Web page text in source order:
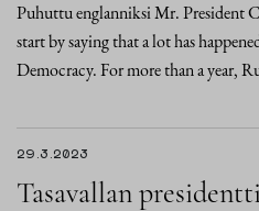
Puhuttu englanniksi Mr. President
start by saying that a lot has
Democracy. For more than a year,
29.3.2023
Tasavallan